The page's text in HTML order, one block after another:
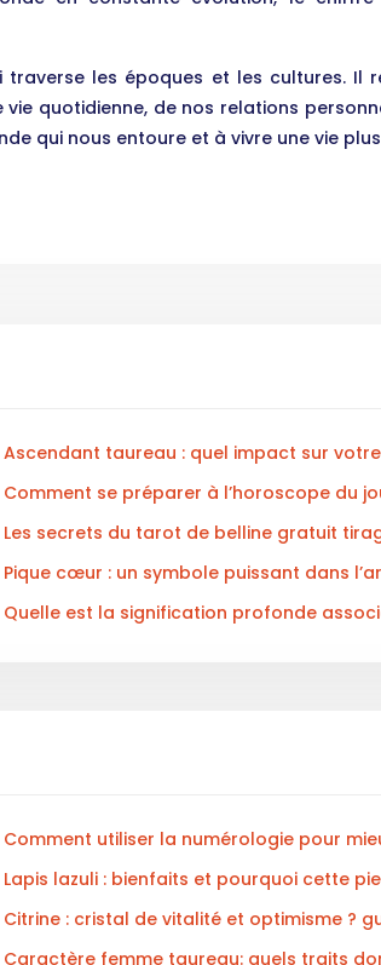
les époques et les cultures. Il
quotidienne, de nos relations
qui nous entoure et à vivre une vie
Ascendant taureau : quel impact sur
Comment se préparer à l’horoscope du
Les secrets du tarot de belline gratuit
Pique cœur : un symbole puissant dans
Quelle est la signification profonde
Comment utiliser la numérologie pour
Lapis lazuli : bienfaits et pourquoi cette
Citrine : cristal de vitalité et optimisme ?
Caractère femme taureau: quels traits